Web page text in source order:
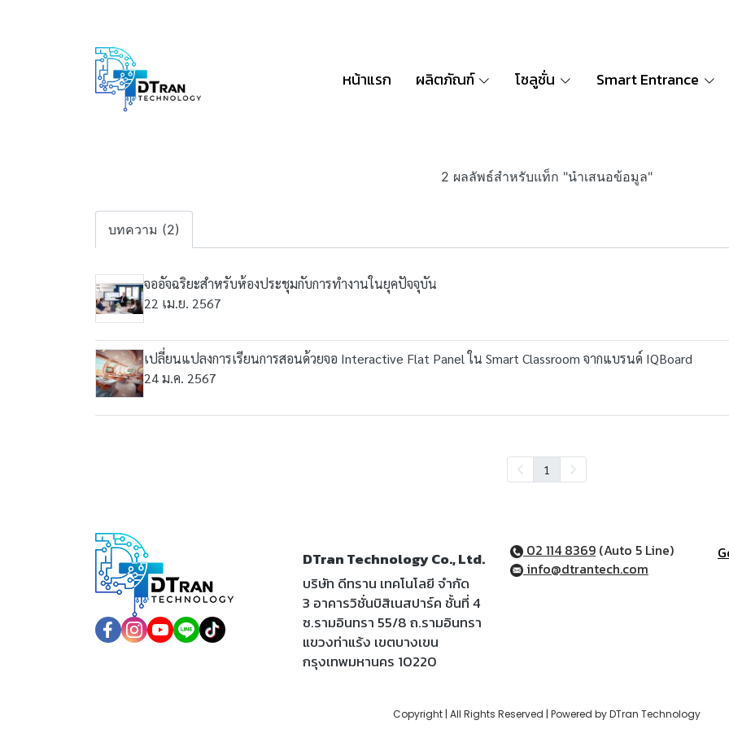
หน้าแรก ผลิตภัณฑ์ โซลูชั่น Smart Entrance
2 ผลลัพธ์สำหรับแท็ก "นำเสนอข้อมูล"
บทความ (2)
จออัจฉริยะสำหรับห้องประชุมกับการทำงานในยุคปัจจุบัน
22 เม.ย. 2567
เปลี่ยนแปลงการเรียนการสอนด้วยจอ Interactive Flat Panel ใน Smart Classroom จากแบรนด์ IQBoard
24 ม.ค. 2567
1
DTran Technology Co., Ltd.
บริษัท ดีทราน เทคโนโลยี จำกัด
3 อาคารวิชั่นบิสิเนสปาร์ค ชั้นที่ 4
ซ.รามอินทรา 55/8 ถ.รามอินทรา
แขวงท่าแร้ง เขตบางเขน
กรุงเทพมหานคร 10220
02 114 8369 (Auto 5 Line)
info@dtrantech.com
Copyright | All Rights Reserved | Powered by DTran Technology